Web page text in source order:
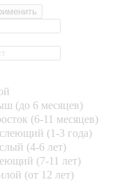
(до 6 месяцев)
(6-11 месяцев)
(1-3 года)
(4-6 лет)
(7-11 лет)
(от 12 лет)